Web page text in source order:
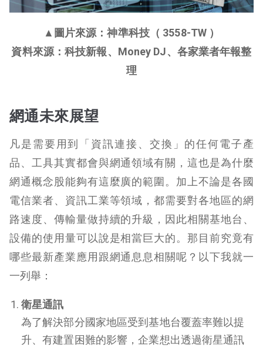
▲圖片來源：神準科技（ 3558-TW ）
資料來源：科技新報、Money DJ、各家業者年報整
理
網通未來展望
凡是需要用到「資訊連接、交換」的任何電子產
品、工具其實都會與網通領域有關，這也是為什麼
網通概念股能夠有這麼廣的範圍。加上不論是各國
電信業者、資訊工業等領域，都需要對各地區的網
路速度、傳輸量做持續的升級，因此相關基地台、
設備的使用量可以說是相當巨大的。那目前究竟有
哪些最新產業應用跟網通息息相關呢？以下我就一
一列舉：
衛星通訊
為了解決部分國家地區受到基地台覆蓋率難以提
升、有建置困難的影響，企業想出透過衛星通訊